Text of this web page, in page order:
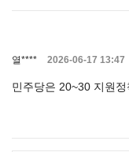
열**** 2026-06-17 13:47
민주당은 20~30 지원